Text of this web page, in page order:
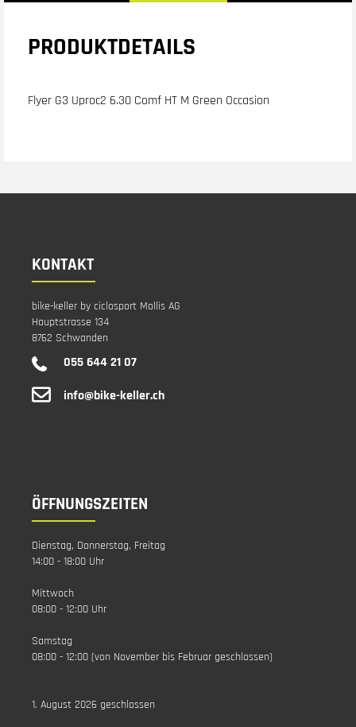
PRODUKTDETAILS
Flyer G3 Uproc2 6.30 Comf HT M Green Occasion
KONTAKT
bike-keller by ciclosport Mollis AG
Hauptstrasse 134
8762 Schwanden
055 644 21 07
info@bike-keller.ch
ÖFFNUNGSZEITEN
Dienstag, Donnerstag, Freitag
14:00 - 18:00 Uhr
Mittwoch
08:00 - 12:00 Uhr
Samstag
08:00 - 12:00 (von November bis Februar geschlossen)
1. August 2026 geschlossen